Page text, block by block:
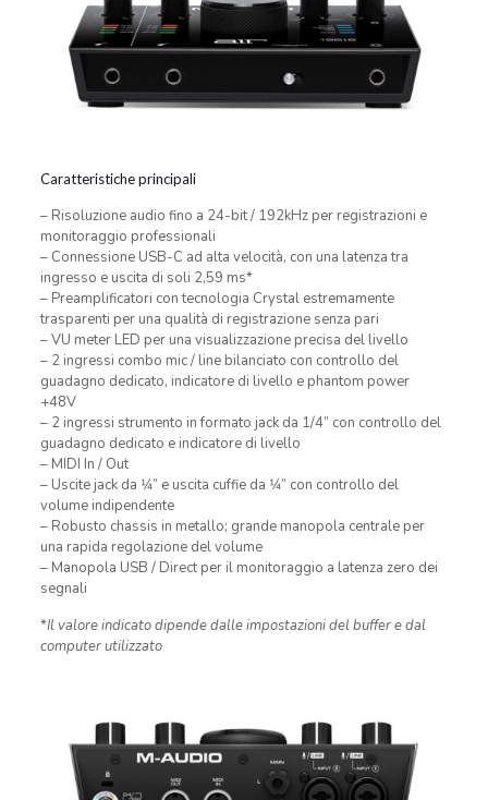
Caratteristiche principali
– Risoluzione audio fino a 24-bit / 192kHz per registrazioni e
monitoraggio professionali
– Connessione USB-C ad alta velocità, con una latenza tra
ingresso e uscita di soli 2,59 ms*
– Preamplificatori con tecnologia Crystal estremamente
trasparenti per una qualità di registrazione senza pari
– VU meter LED per una visualizzazione precisa del livello
– 2 ingressi combo mic / line bilanciato con controllo del
guadagno dedicato, indicatore di livello e phantom power
+48V
– 2 ingressi strumento in formato jack da 1/4” con controllo del
guadagno dedicato e indicatore di livello
– MIDI In / Out
– Uscite jack da 1⁄4” e uscita cuffie da 1⁄4” con controllo del
volume indipendente
– Robusto chassis in metallo; grande manopola centrale per
una rapida regolazione del volume
– Manopola USB / Direct per il monitoraggio a latenza zero dei
segnali
*Il valore indicato dipende dalle impostazioni del buffer e dal
computer utilizzato